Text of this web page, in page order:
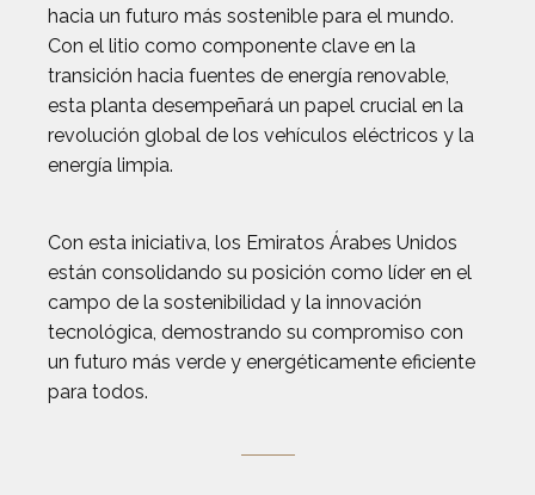
hacia un futuro más sostenible para el mundo.
Con el litio como componente clave en la
transición hacia fuentes de energía renovable,
esta planta desempeñará un papel crucial en la
revolución global de los vehículos eléctricos y la
energía limpia.
Con esta iniciativa, los Emiratos Árabes Unidos
están consolidando su posición como líder en el
campo de la sostenibilidad y la innovación
tecnológica, demostrando su compromiso con
un futuro más verde y energéticamente eficiente
para todos.